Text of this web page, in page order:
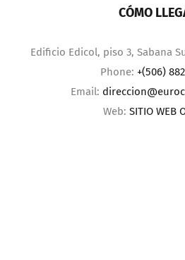
CÓMO
Edificio Edicol, piso 3, Sabana
Phone: +(506)
Email:
Web: SITIO WEB